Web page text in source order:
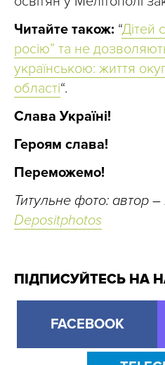
Читайте також: “Дітей
росію” та не
українською: життя
області“.
Слава Україні!
Героям слава!
Переможемо!
Титульне фото: автор
Depositphotos
ПІДПИСУЙТЕСЬ НА
FACEBOOK